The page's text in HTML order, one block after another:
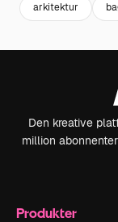
arkitektur
Den kreative
million
Produkter